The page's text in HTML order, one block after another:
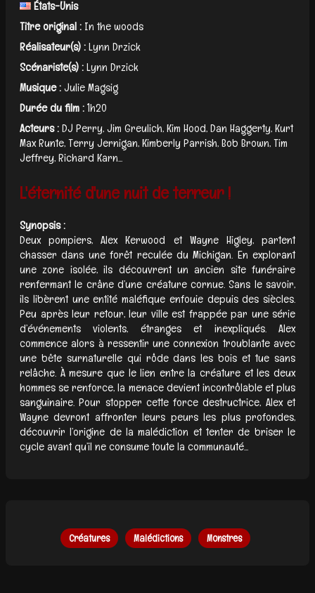
États-Unis
Titre original : In the woods
Réalisateur(s) :Lynn Drzick
Scénariste(s) :Lynn Drzick
Musique :Julie Magsig
Durée du film :1h20
Acteurs :DJ Perry, Jim Greulich, Kim Hood, Dan Haggerty, Kurt
Max Runte, Terry Jernigan, Kimberly Parrish, Bob Brown, Tim
Jeffrey, Richard Karn...
L'éternité d'une nuit de terreur !
Synopsis :
Deux pompiers, Alex Kerwood et Wayne Higley, partent
chasser dans une forêt reculée du Michigan. En explorant
une zone isolée, ils découvrent un ancien site funéraire
renfermant le crâne d’une créature cornue. Sans le savoir,
ils libèrent une entité maléfique enfouie depuis des siècles.
Peu après leur retour, leur ville est frappée par une série
d’événements violents, étranges et inexpliqués. Alex
commence alors à ressentir une connexion troublante avec
une bête surnaturelle qui rôde dans les bois et tue sans
relâche. À mesure que le lien entre la créature et les deux
hommes se renforce, la menace devient incontrôlable et plus
sanguinaire. Pour stopper cette force destructrice, Alex et
Wayne devront affronter leurs peurs les plus profondes,
découvrir l’origine de la malédiction et tenter de briser le
cycle avant qu’il ne consume toute la communauté...
Créatures Malédictions Monstres